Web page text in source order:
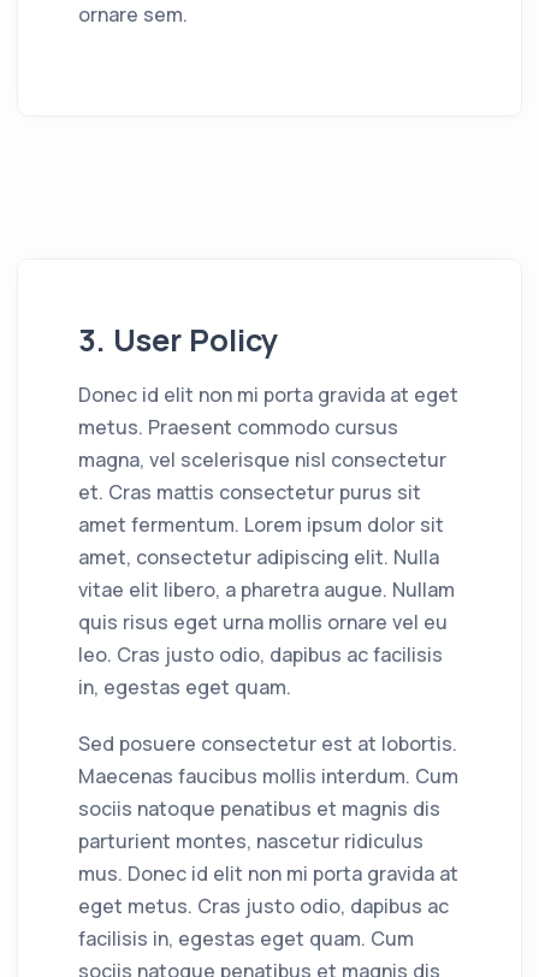
ornare sem.
3. User Policy
Donec id elit non mi porta gravida at eget
metus. Praesent commodo cursus
magna, vel scelerisque nisl consectetur
et. Cras mattis consectetur purus sit
amet fermentum. Lorem ipsum dolor sit
amet, consectetur adipiscing elit. Nulla
vitae elit libero, a pharetra augue. Nullam
quis risus eget urna mollis ornare vel eu
leo. Cras justo odio, dapibus ac facilisis
in, egestas eget quam.
Sed posuere consectetur est at lobortis.
Maecenas faucibus mollis interdum. Cum
sociis natoque penatibus et magnis dis
parturient montes, nascetur ridiculus
mus. Donec id elit non mi porta gravida at
eget metus. Cras justo odio, dapibus ac
facilisis in, egestas eget quam. Cum
sociis natoque penatibus et magnis dis